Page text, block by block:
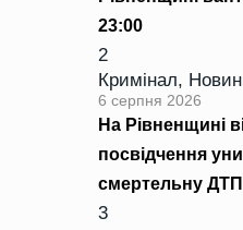
23:00
2
Кримінал,
6 серпня 2026
На Рівненщині
посвідчення
смертельну ДТП
3